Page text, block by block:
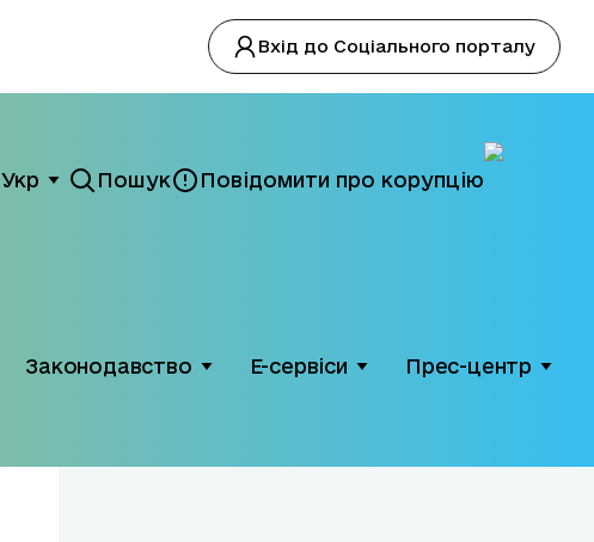
Вхід до Соціального порталу
Укр Пошук Повідомити про корупцію
Законодавство Е-сервіси Прес-центр